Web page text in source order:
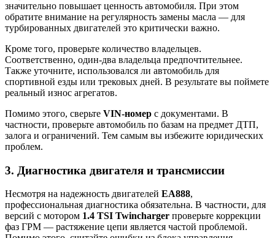
значительно повышает ценность автомобиля. При этом
обратите внимание на регулярность замены масла — для
турбированных двигателей это критически важно.
Кроме того, проверьте количество владельцев.
Соответственно, один-два владельца предпочтительнее.
Также уточните, использовался ли автомобиль для
спортивной езды или трековых дней. В результате вы поймете
реальный износ агрегатов.
Помимо этого, сверьте VIN-номер с документами. В
частности, проверьте автомобиль по базам на предмет ДТП,
залога и ограничений. Тем самым вы избежите юридических
проблем.
3. Диагностика двигателя и трансмиссии
Несмотря на надежность двигателей EA888,
профессиональная диагностика обязательна. В частности, для
версий с мотором 1.4 TSI Twincharger проверьте коррекции
фаз ГРМ — растяжение цепи является частой проблемой.